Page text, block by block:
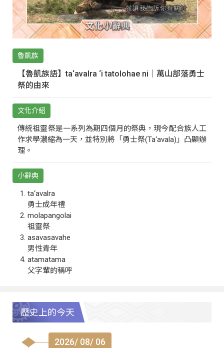
魯凱族
【魯凱族語】ta‘avalra ‘i tatolohae ni｜萬山部落勇士
祭的由來
文化介紹
傳統祖靈祭是一系列為期四個月的祭典，現今配合族人工
作求學濃縮為一天，並特別將「勇士祭(Ta‘avala)」凸顯辦
理。
小辭典
ta‘avalra
勇士成年禮
molapangolai
祖靈祭
asavasavahe
男性青年
atamatama
父字輩的稱呼
歷史上的今天
2026/ 08/ 06